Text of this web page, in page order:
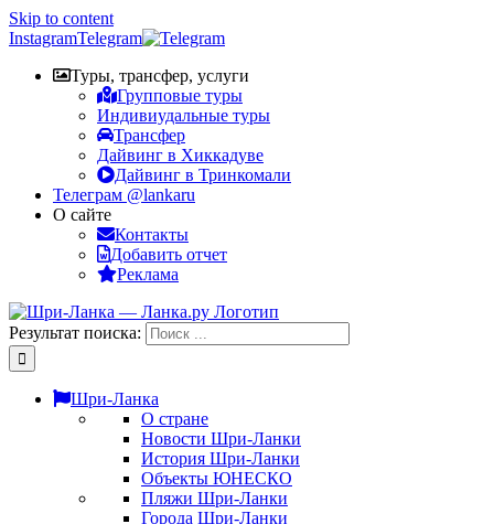
Skip to content
InstagramTelegram
Туры, трансфер, услуги
Групповые туры
Индивиудальные туры
Трансфер
Дайвинг в Хиккадуве
Дайвинг в Тринкомали
Телеграм @lankaru
О сайте
Контакты
Добавить отчет
Реклама
Результат поиска:
Шри-Ланка
О стране
Новости Шри-Ланки
История Шри-Ланки
Объекты ЮНЕСКО
Пляжи Шри-Ланки
Города Шри-Ланки